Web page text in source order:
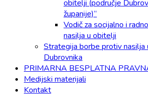
obitelji (područje
županije)“
Vodič za socijalno i
nasilja u obitelji
Strategija borbe protiv nasilja
Dubrovnika
PRIMARNA BESPLATNA
Medijski materijali
Kontakt